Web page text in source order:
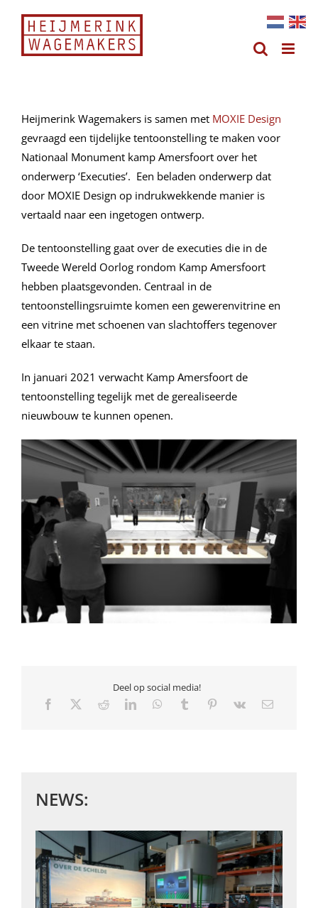
inhoud
Heijmerink Wagemakers is samen met MOXIE Design
gevraagd een tijdelijke tentoonstelling te maken voor
Nationaal Monument kamp Amersfoort over het
onderwerp ‘Executies’. Een beladen onderwerp dat
door MOXIE Design op indrukwekkende manier is
vertaald naar een ingetogen ontwerp.
De tentoonstelling gaat over de executies die in de
Tweede Wereld Oorlog rondom Kamp Amersfoort
hebben plaatsgevonden. Centraal in de
tentoonstellingsruimte komen een gewerenvitrine en
een vitrine met schoenen van slachtoffers tegenover
elkaar te staan.
In januari 2021 verwacht Kamp Amersfoort de
tentoonstelling tegelijk met de gerealiseerde
nieuwbouw te kunnen openen.
Deel op social media!
NEWS: